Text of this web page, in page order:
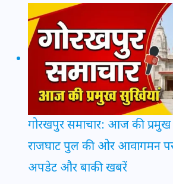
गोरखपुर समाचार: आज की प्रमुख
राजघाट पुल की ओर आवागमन
अपडेट और बाकी खबरें